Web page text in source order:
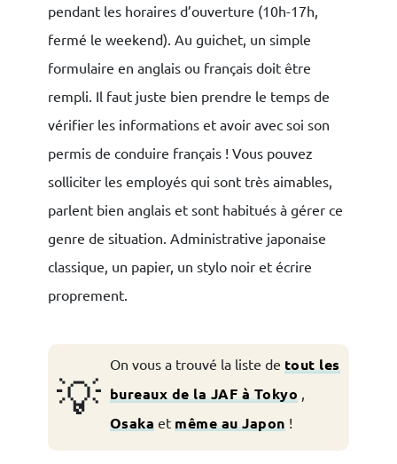
pendant les horaires d’ouverture (10h-17h,
fermé le weekend). Au guichet, un simple
formulaire en anglais ou français doit être
rempli. Il faut juste bien prendre le temps de
vérifier les informations et avoir avec soi son
permis de conduire français ! Vous pouvez
solliciter les employés qui sont très aimables,
parlent bien anglais et sont habitués à gérer ce
genre de situation. Administrative japonaise
classique, un papier, un stylo noir et écrire
proprement.
💡
On vous a trouvé la liste de tout les
bureaux de la JAF à Tokyo
Osaka et même au Japon !